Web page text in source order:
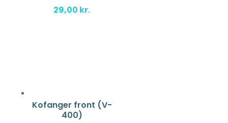
29,00 kr.
Kofanger front (V-
400)